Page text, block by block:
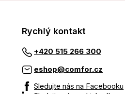
Rychlý kontakt
+420 515 266 300
eshop@comfor.cz
Sledujte nás na Facebooku